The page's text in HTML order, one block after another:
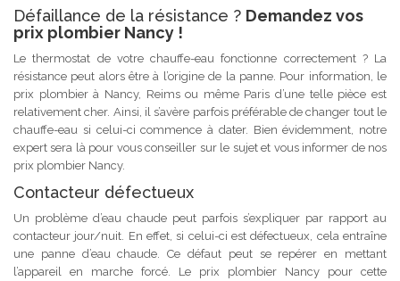
Défaillance de la résistance ? Demandez vos
prix plombier Nancy !
Le thermostat de votre chauffe-eau fonctionne correctement ? La
résistance peut alors être à l’origine de la panne. Pour information, le
prix plombier à Nancy, Reims ou même Paris d’une telle pièce est
relativement cher. Ainsi, il s’avère parfois préférable de changer tout le
chauffe-eau si celui-ci commence à dater. Bien évidemment, notre
expert sera là pour vous conseiller sur le sujet et vous informer de nos
prix plombier Nancy.
Contacteur défectueux
Un problème d’eau chaude peut parfois s’expliquer par rapport au
contacteur jour/nuit. En effet, si celui-ci est défectueux, cela entraîne
une panne d’eau chaude. Ce défaut peut se repérer en mettant
l’appareil en marche forcé. Le prix plombier Nancy pour cette